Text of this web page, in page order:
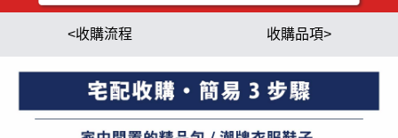
<收購流程 收購品項>